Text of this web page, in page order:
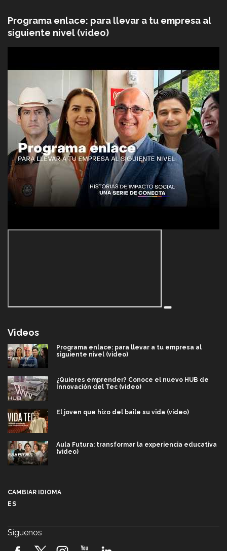
Programa enlace: para llevar a tu empresa al
siguiente nivel (video)
Videos
Programa enlace: para llevar a tu empresa al
siguiente nivel (video)
¿Quieres emprender? Conoce el nuevo HUB de
Innovación del Tec (video)
El joven que hizo del baile su vida (video)
Aula Futura: transformar la experiencia educativa
(video)
2026! (video)
CAMBIAR IDIOMA
ES
Síguenos